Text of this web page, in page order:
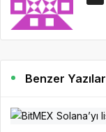
Benzer Yazılar